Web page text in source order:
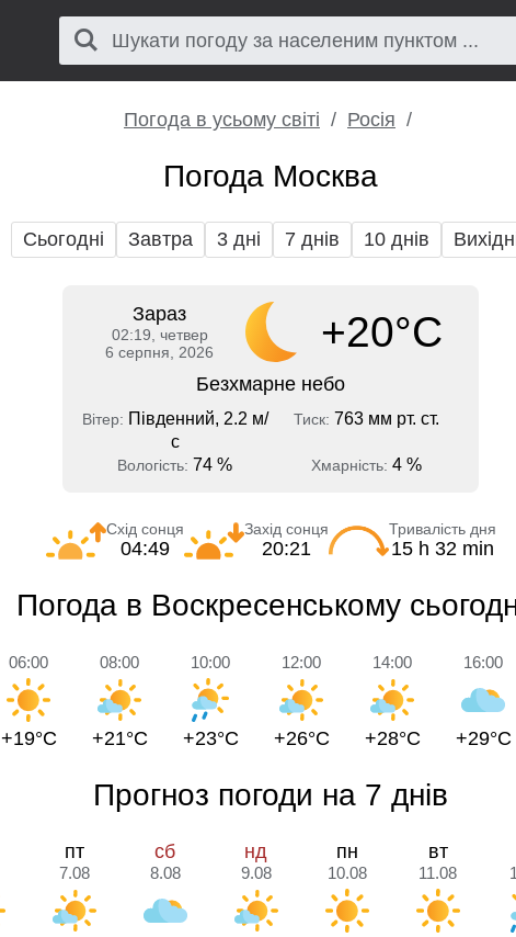
Погода в усьому світі Росія
Погода Москва
Сьогодні Завтра 3 дні 7 днів 10 днів
Зараз
02:19, четвер
6 серпня, 2026
+20°C
Безхмарне небо
Вітер: Південний, 2.2 м/
с
Тиск: 763 мм рт. ст.
Вологість: 74 % Хмарність: 4 %
Схід сонця
04:49
Захід сонця
20:21
Тривалість дня
15 h 32 min
Погода в Воскресенському
06:00
+19°C
08:00
+21°C
10:00
+23°C
12:00
+26°C
14:00
+28°C
16:00
+29°C
Прогноз погоди на 7 днів
пт
7.08
сб
8.08
нд
9.08
пн
10.08
вт
11.08